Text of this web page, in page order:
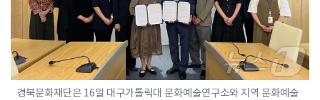
경북문화재단은 16일 대구가톨릭대 문화예술연구소와 지역 문화예술